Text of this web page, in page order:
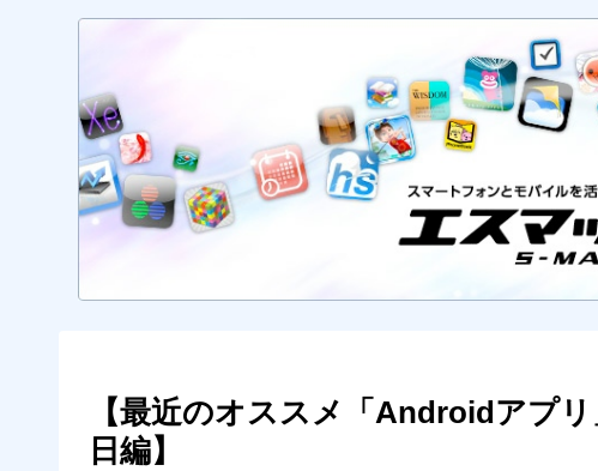
【最近のオススメ「Androidアプ
日編】